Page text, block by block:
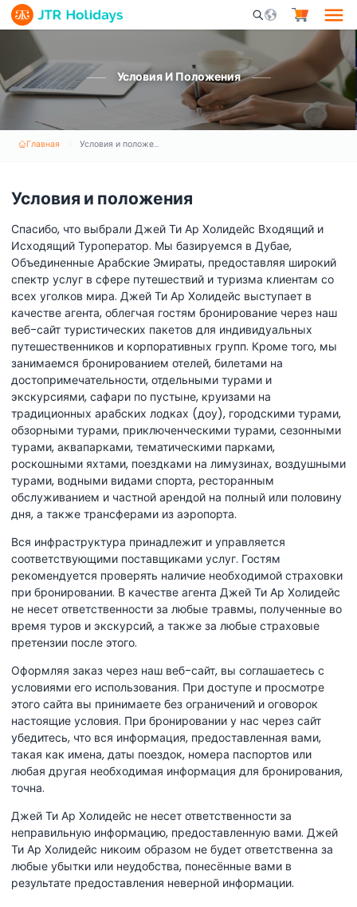
Mobile Search
Условия И Положения
Главная Условия и положения
Условия и положения
Спасибо, что выбрали Джей Ти Ар Холидейс Входящий и
Исходящий Туроператор. Мы базируемся в Дубае,
Объединенные Арабские Эмираты, предоставляя широкий
спектр услуг в сфере путешествий и туризма клиентам со
всех уголков мира. Джей Ти Ар Холидейс выступает в
качестве агента, облегчая гостям бронирование через наш
веб-сайт туристических пакетов для индивидуальных
путешественников и корпоративных групп. Кроме того, мы
занимаемся бронированием отелей, билетами на
достопримечательности, отдельными турами и
экскурсиями, сафари по пустыне, круизами на
традиционных арабских лодках (доу), городскими турами,
обзорными турами, приключенческими турами, сезонными
турами, аквапарками, тематическими парками,
роскошными яхтами, поездками на лимузинах, воздушными
турами, водными видами спорта, ресторанным
обслуживанием и частной арендой на полный или половину
дня, а также трансферами из аэропорта.
Вся инфраструктура принадлежит и управляется
соответствующими поставщиками услуг. Гостям
рекомендуется проверять наличие необходимой страховки
при бронировании. В качестве агента Джей Ти Ар Холидейс
не несет ответственности за любые травмы, полученные во
время туров и экскурсий, а также за любые страховые
претензии после этого.
Оформляя заказ через наш веб-сайт, вы соглашаетесь с
условиями его использования. При доступе и просмотре
этого сайта вы принимаете без ограничений и оговорок
настоящие условия. При бронировании у нас через сайт
убедитесь, что вся информация, предоставленная вами,
такая как имена, даты поездок, номера паспортов или
любая другая необходимая информация для бронирования,
точна.
Джей Ти Ар Холидейс не несет ответственности за
неправильную информацию, предоставленную вами. Джей
Ти Ар Холидейс никоим образом не будет ответственна за
любые убытки или неудобства, понесённые вами в
результате предоставления неверной информации.